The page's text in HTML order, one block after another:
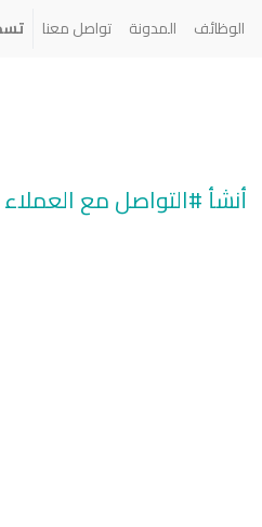
الوظائف المدونة تواصل معنا
أنشأ #التواصل مع العملاء [1]